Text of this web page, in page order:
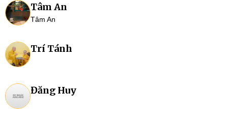
Tâm An
Tâm An
Trí Tánh
Đăng Huy